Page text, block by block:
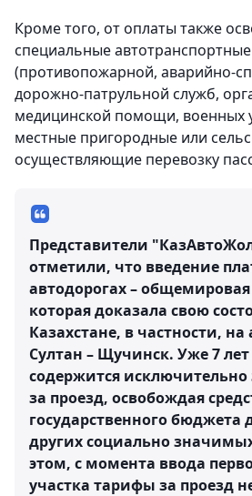
Кроме того, от оплаты также
специальные автотранспортные
(противопожарной, аварийно-
дорожно-патрульной служб,
медицинской помощи, военных
местные пригородные или
осуществляющие перевозку
Представители
отметили, что введение
автодорогах –
которая доказала свою
Казахстане, в частности, на
Султан – Щучинск. Уже 7 лет
содержится исключительно
за проезд, освобождая
государственного бюджета
других социально
этом, с момента ввода
участка тарифы за проезд